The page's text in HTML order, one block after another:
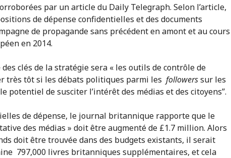
par un article du Daily Telegraph. Selon l’article,
de dépense confidentielles et des documents
de propagande sans précédent en amont et au cours
en 2014.
clés de la stratégie sera « les outils de contrôle de
très tôt si les débats politiques parmi les followerssur les
potentiel de susciter l’intérêt des médias et des citoyens”.
de dépense, le journal britannique rapporte que le
des médias » doit être augmenté de £1.7 million. Alors
doit être trouvée dans des budgets existants, il serait
797,000 livres britanniques supplémentaires, et cela